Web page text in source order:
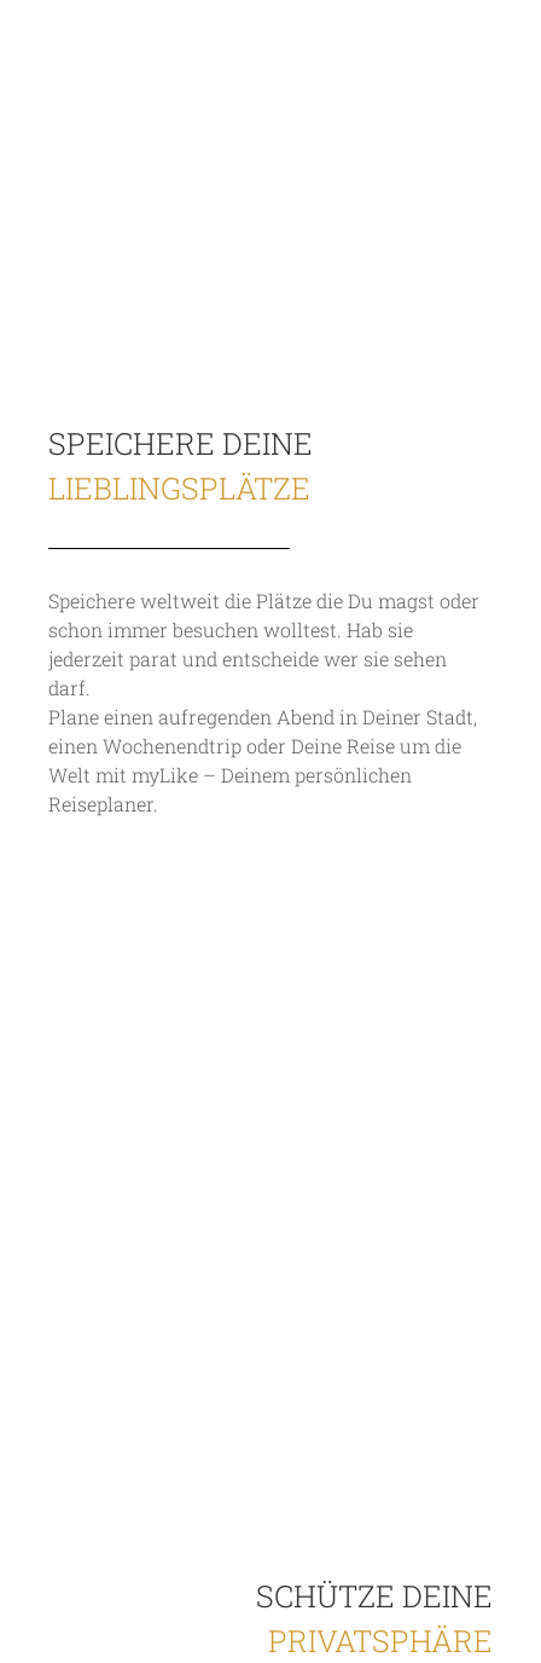
SPEICHERE DEINE
LIEBLINGSPLÄTZE
Speichere weltweit die Plätze die Du magst oder
schon immer besuchen wolltest. Hab sie
jederzeit parat und entscheide wer sie sehen
darf.
Plane einen aufregenden Abend in Deiner Stadt,
einen Wochenendtrip oder Deine Reise um die
Welt mit myLike – Deinem persönlichen
Reiseplaner.
SCHÜTZE DEINE
PRIVATSPHÄRE